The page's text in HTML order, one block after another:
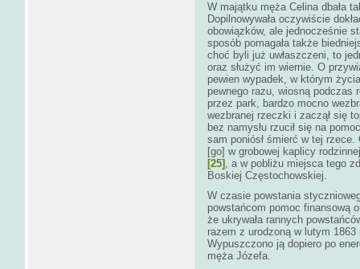
W majątku męża Celina dbała
Dopilnowywała oczywiście
obowiązków, ale jednocześnie
sposób pomagała także
choć byli już uwłaszczeni, to
oraz służyć im wiernie. O
pewien wypadek, w którym
pewnego razu, wiosną podczas
przez park, bardzo mocno
wezbranej rzeczki i zaczął się
bez namysłu rzucił się na
sam poniósł śmierć w tej rzece.
[go] w grobowej kaplicy
[25] , a w pobliżu miejsca tego
Boskiej Częstochowskiej.
W czasie powstania
powstańcom pomoc finansową
że ukrywała rannych
razem z urodzoną w lutym
Wypuszczono ją dopiero po
męża Józefa.